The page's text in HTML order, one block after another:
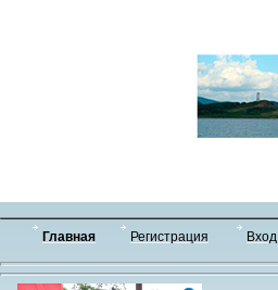
Главная Регистрация Вход